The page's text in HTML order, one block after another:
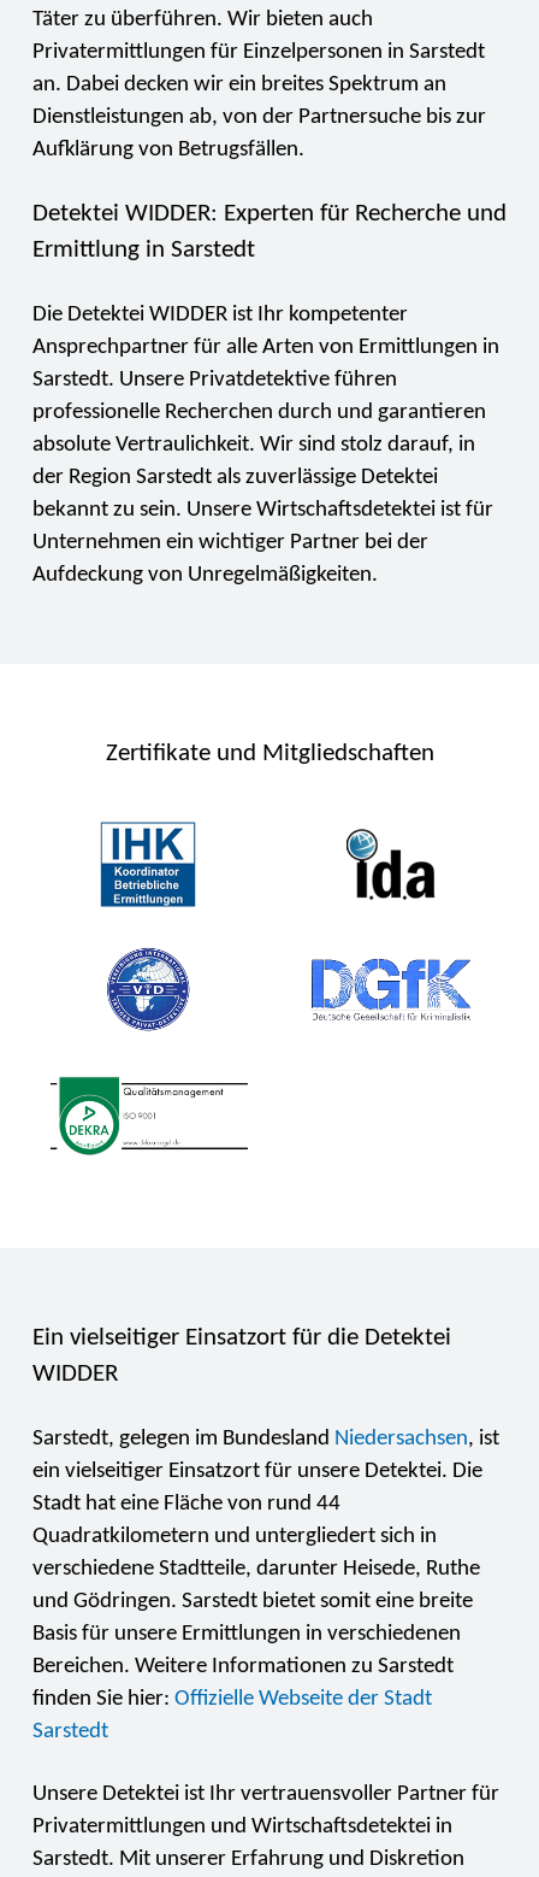
Täter zu überführen. Wir bieten auch
Privatermittlungen für Einzelpersonen in Sarstedt
an. Dabei decken wir ein breites Spektrum an
Dienstleistungen ab, von der Partnersuche bis zur
Aufklärung von Betrugsfällen.
Detektei WIDDER: Experten für Recherche und
Ermittlung in Sarstedt
Die Detektei WIDDER ist Ihr kompetenter
Ansprechpartner für alle Arten von Ermittlungen in
Sarstedt. Unsere Privatdetektive führen
professionelle Recherchen durch und garantieren
absolute Vertraulichkeit. Wir sind stolz darauf, in
der Region Sarstedt als zuverlässige Detektei
bekannt zu sein. Unsere Wirtschaftsdetektei ist für
Unternehmen ein wichtiger Partner bei der
Aufdeckung von Unregelmäßigkeiten.
Zertifikate und Mitgliedschaften
Ein vielseitiger Einsatzort für die Detektei
WIDDER
Sarstedt, gelegen im Bundesland Niedersachsen, ist
ein vielseitiger Einsatzort für unsere Detektei. Die
Stadt hat eine Fläche von rund 44
Quadratkilometern und untergliedert sich in
verschiedene Stadtteile, darunter Heisede, Ruthe
und Gödringen. Sarstedt bietet somit eine breite
Basis für unsere Ermittlungen in verschiedenen
Bereichen. Weitere Informationen zu Sarstedt
finden Sie hier: Offizielle Webseite der Stadt
Sarstedt
Unsere Detektei ist Ihr vertrauensvoller Partner für
Privatermittlungen und Wirtschaftsdetektei in
Sarstedt. Mit unserer Erfahrung und Diskretion